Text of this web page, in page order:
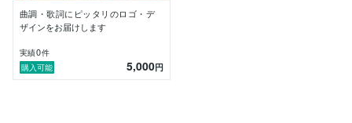
曲調・歌詞にピッタリのロゴ・デ
ザインをお届けします
実績0件
購入可能
5,000円